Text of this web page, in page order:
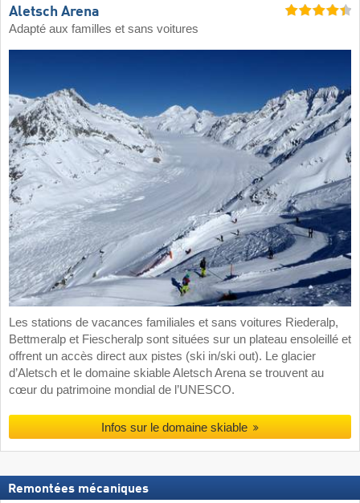
Aletsch Arena
Adapté aux familles et sans voitures
Les stations de vacances familiales et sans voitures Riederalp,
Bettmeralp et Fiescheralp sont situées sur un plateau ensoleillé et
offrent un accès direct aux pistes (ski in/ski out). Le glacier
d’Aletsch et le domaine skiable Aletsch Arena se trouvent au
cœur du patrimoine mondial de l’UNESCO.
Infos sur le domaine skiable
Remontées mécaniques